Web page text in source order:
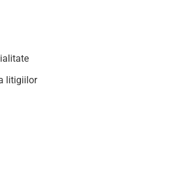
litigiilor